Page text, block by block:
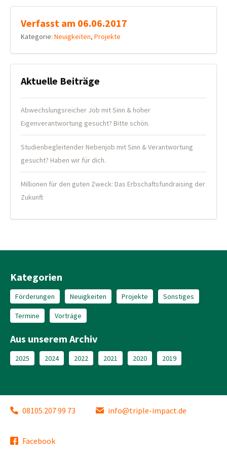
Verfasst am 06.06.2017
Kategorie: Neuigkeiten, Projekte
Aktuelle Beiträge
Abwechslungsreicher Job mit Sinn & hoher
Eigenverantwortung gesucht? Bitte schön.
Studienbegleitender Nebenjob mit Sinn & Verantwortung
gesucht? Haben wir für dich.
Millionen für den guten Zweck: Das Erbschaftsfundraising der
Zukunft
Kategorien
Förderungen Neuigkeiten Projekte Sonstiges
Termine Vorträge
Aus unserem Archiv
2025 2024 2022 2021 2020 2019
08105.207 99 73 info@triple-impact.de
Facebook